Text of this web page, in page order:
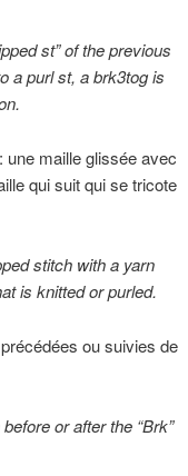
st” of the previous
a purl st, a brk3tog is
une maille glissée avec
qui suit qui se tricote
stitch witha yarn
is knitted or purled.
ou suivies de
or after the “Brk”